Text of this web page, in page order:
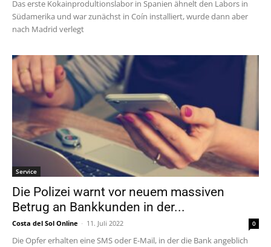
Das erste Kokainprodultionslabor in Spanien ähnelt den Labors in
Südamerika und war zunächst in Coín installiert, wurde dann aber
nach Madrid verlegt
Service
Die Polizei warnt vor neuem massiven
Betrug an Bankkunden in der...
Costa del Sol Online - 11. Juli 2022 0
Die Opfer erhalten eine SMS oder E-Mail, in der die Bank angeblich